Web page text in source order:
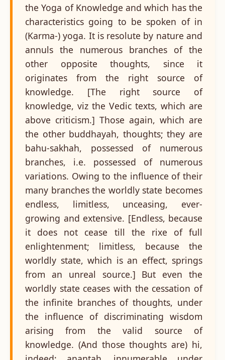
the Yoga of Knowledge and which has the
characteristics going to be spoken of in
(Karma-) yoga. It is resolute by nature and
annuls the numerous branches of the
other opposite thoughts, since it
originates from the right source of
knowledge. [The right source of
knowledge, viz the Vedic texts, which are
above criticism.] Those again, which are
the other buddhayah, thoughts; they are
bahu-sakhah, possessed of numerous
branches, i.e. possessed of numerous
variations. Owing to the influence of their
many branches the worldly state becomes
endless, limitless, unceasing, ever-
growing and extensive. [Endless, because
it does not cease till the rixe of full
enlightenment; limitless, because the
worldly state, which is an effect, springs
from an unreal source.] But even the
worldly state ceases with the cessation of
the infinite branches of thoughts, under
the influence of discriminating wisdom
arising from the valid source of
knowledge. (And those thoughts are) hi,